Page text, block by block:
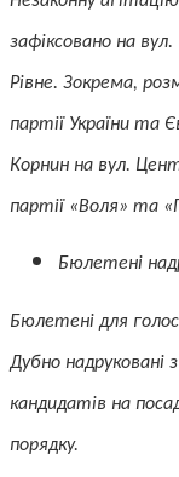
зафіксовано на
Рівне. Зокрема,
партії України та
Корнин на вул.
партії «Воля» та
Бюлетені
Бюлетені для
Дубно надруковані
кандидатів на
порядку.